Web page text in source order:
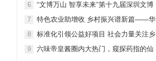
6
“文博万山 智享未来”第十九届深圳文博
7
特色农业助增收 乡村振兴谱新篇——华
8
标准化引领公益好项目 社会力量关注乡
9
六味帝皇酱圈内大热门，窥探药指的仙